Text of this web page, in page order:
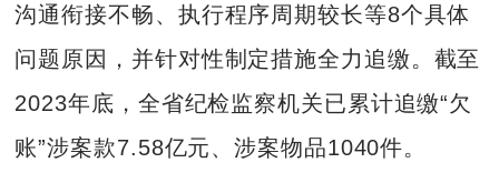
沟通衔接不畅、执行程序周期较长等8个具体
问题原因，并针对性制定措施全力追缴。截至
2023年底，全省纪检监察机关已累计追缴“欠
账”涉案款7.58亿元、涉案物品1040件。